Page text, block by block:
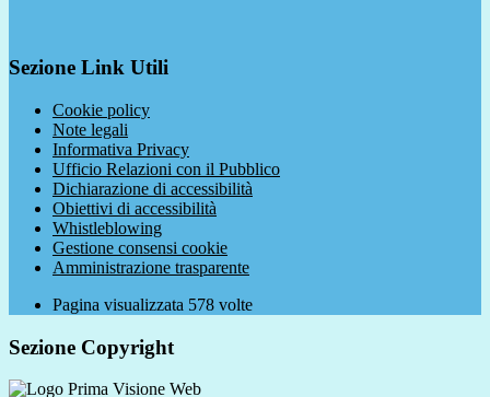
Sezione Link Utili
Cookie policy
Note legali
Informativa Privacy
Ufficio Relazioni con il Pubblico
Dichiarazione di accessibilità
Obiettivi di accessibilità
Whistleblowing
Gestione consensi cookie
Amministrazione trasparente
Pagina visualizzata 578 volte
Sezione Copyright